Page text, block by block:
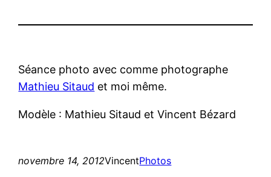
Séance photo avec comme photographe
Mathieu Sitaud et moi même.
Modèle : Mathieu Sitaud et Vincent Bézard
novembre 14, 2012VincentPhotos